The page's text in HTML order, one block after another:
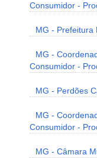
Consumidor -
MG - Prefeitura
MG -
Consumidor -
MG - Perdões
MG -
Consumidor -
MG - Câmara